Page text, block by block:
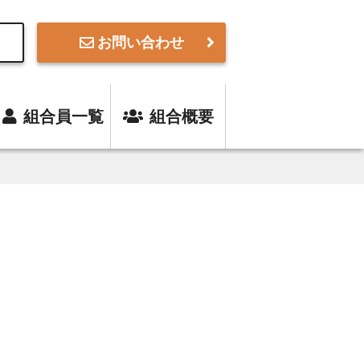
お問い合わせ
組合員一覧 組合概要